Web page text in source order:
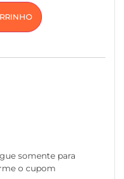
somente para
o cupom